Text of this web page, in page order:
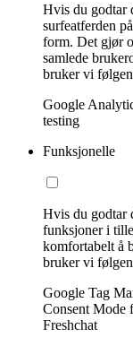
Hvis du godtar
surfeatferden
form. Det gjør
samlede
bruker vi
Google
testing
Funksjonelle
Hvis du godtar
funksjoner i
komfortabelt å
bruker vi
Google Tag
Consent Mode
Freshchat